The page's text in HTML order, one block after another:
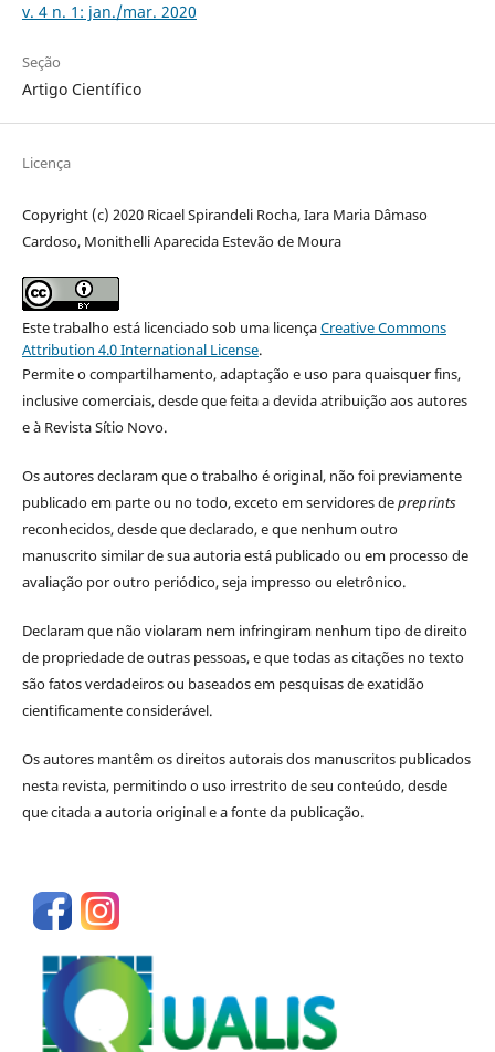
v. 4 n. 1: jan./mar. 2020
Seção
Artigo Científico
Licença
Copyright (c) 2020 Ricael Spirandeli Rocha, Iara Maria Dâmaso
Cardoso, Monithelli Aparecida Estevão de Moura
Este trabalho está licenciado sob uma licençaCreative Commons
Attribution 4.0 International License.
Permite o compartilhamento, adaptação e uso para quaisquer fins,
inclusive comerciais, desde que feita a devida atribuição aos autores
e à Revista Sítio Novo.
Os autores declaram que o trabalho é original, não foi previamente
publicado em parte ou no todo, exceto em servidores depreprints
reconhecidos, desde que declarado, e que nenhum outro
manuscrito similar de sua autoria está publicado ou em processo de
avaliação por outro periódico, seja impresso ou eletrônico.
Declaram que não violaram nem infringiram nenhum tipo de direito
de propriedade de outras pessoas, e que todas as citações no texto
são fatos verdadeiros ou baseados em pesquisas de exatidão
cientificamente considerável.
Os autores mantêm os direitos autorais dos manuscritos publicados
nesta revista, permitindo o uso irrestrito de seu conteúdo, desde
que citada a autoria original e a fonte da publicação.